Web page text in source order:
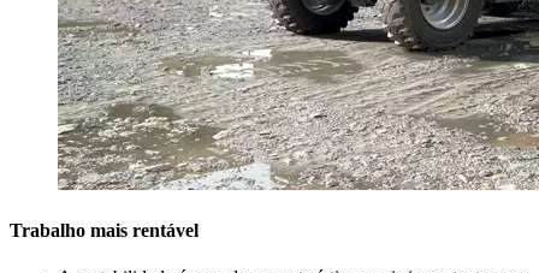
Trabalho mais rentável